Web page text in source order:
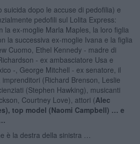
suicida dopo le accuse di pedofilia) e
pedofili sul Lolita Express:
la ex-moglie Marla Maples, la loro figlia
la successiva ex-moglie Ivana e la figlia
Cuomo, Ethel Kennedy - madre di
- ex ambasciatore Usa e
-, George Mitchell - ex senatore, il
(Richard Brenson, Leslie
(Stephen Hawking), musicanti
Courtney Love), attori (Alec
top model (Naomi Campbell) … e
è la destra della sinistra …